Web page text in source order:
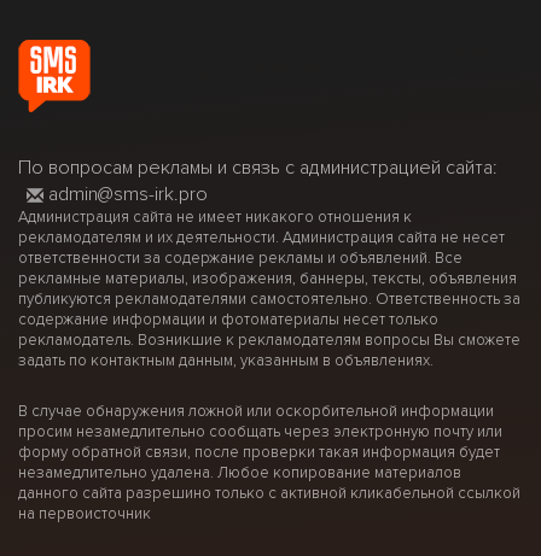
По вопросам рекламы и связь с администрацией сайта:
admin@sms-irk.pro
Администрация сайта не имеет никакого отношения к
рекламодателям и их деятельности. Администрация сайта не несет
ответственности за содержание рекламы и объявлений. Все
рекламные материалы, изображения, баннеры, тексты, объявления
публикуются рекламодателями самостоятельно. Ответственность за
содержание информации и фотоматериалы несет только
рекламодатель. Возникшие к рекламодателям вопросы Вы сможете
задать по контактным данным, указанным в объявлениях.
В случае обнаружения ложной или оскорбительной информации
просим незамедлительно сообщать через электронную почту или
форму обратной связи, после проверки такая информация будет
незамедлительно удалена. Любое копирование материалов
данного сайта разрешино только с активной кликабельной ссылкой
на первоисточник